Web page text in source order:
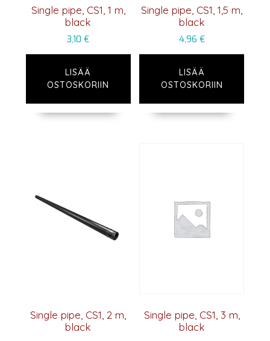
Single pipe, CS1, 1 m,
black
3,10€
LISÄÄ
OSTOSKORIIN
Single pipe, CS1, 1,5 m,
black
4,96 €
LISÄÄ
OSTOSKORIIN
Single pipe, CS1, 2 m,
black
Single pipe, CS1, 3 m,
black